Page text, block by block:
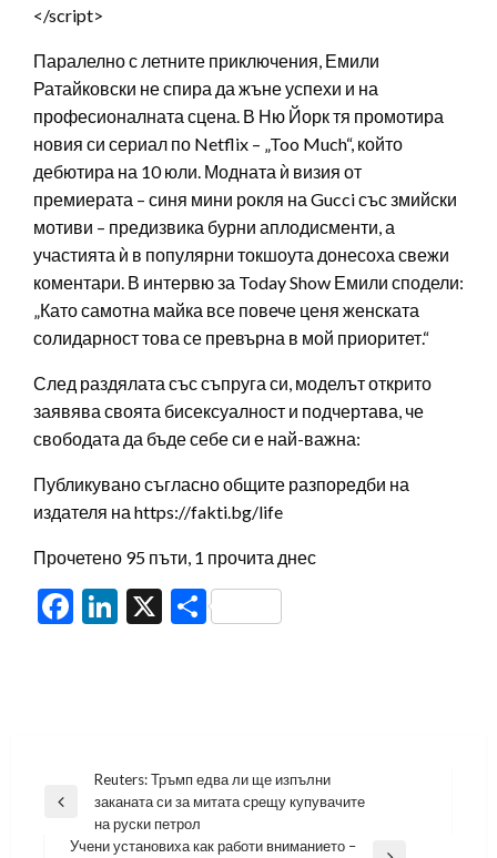
</script>
Паралелно с летните приключения, Емили
Ратайковски не спира да жъне успехи и на
професионалната сцена. В Ню Йорк тя промотира
новия си сериал по Netflix – „Too Much“, който
дебютира на 10 юли. Модната ѝ визия от
премиерата – синя мини рокля на Gucci със змийски
мотиви – предизвика бурни аплодисменти, а
участията ѝ в популярни токшоута донесоха свежи
коментари. В интервю за Today Show Емили сподели:
„Като самотна майка все повече ценя женската
солидарност това се превърна в мой приоритет.“
След раздялата със съпруга си, моделът открито
заявява своята бисексуалност и подчертава, че
свободата да бъде себе си е най-важна:
Публикувано съгласно общите разпоредби на
издателя на https://fakti.bg/life
Прочетено 95 пъти, 1 прочита днес
Facebook
LinkedIn
X Share
Навигация
Previous
Reuters: Тръмп едва ли ще изпълни
заканата си за митата срещу купувачите
на руски петрол
Учени установиха как работи вниманието –